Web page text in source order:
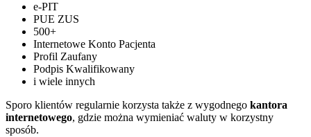
e-PIT
PUE ZUS
500+
Internetowe Konto Pacjenta
Profil Zaufany
Podpis Kwalifikowany
i wiele innych
Sporo klientów regularnie korzysta także z wygodnego kantora
internetowego, gdzie można wymieniać waluty w korzystny
sposób.